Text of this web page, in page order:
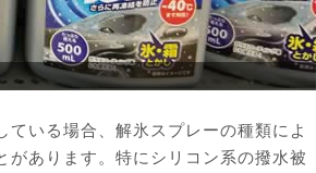
いる場合、解氷スプレーの種類によ
があります。特にシリコン系の撥水被